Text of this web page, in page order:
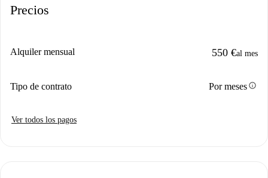
Precios
Alquiler mensual 550 €al mes
Tipo de contrato Por mesesinfo
Ver todos los pagos